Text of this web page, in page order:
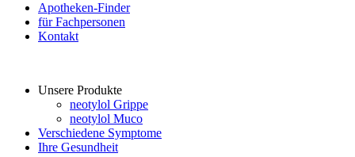
Apotheken-Finder
für Fachpersonen
Kontakt
Unsere Produkte
neotylol Grippe
neotylol Muco
Verschiedene Symptome
Ihre Gesundheit